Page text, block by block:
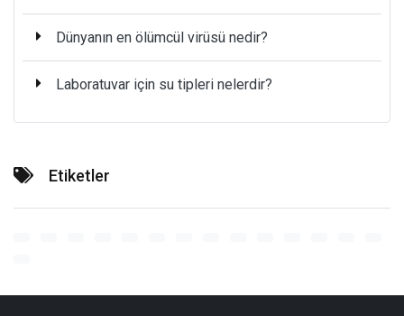
Dünyanın en ölümcül virüsü nedir?
Laboratuvar için su tipleri nelerdir?
Etiketler